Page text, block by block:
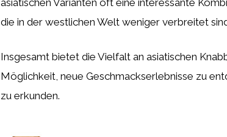
die in der westlichen Welt weniger verbreitet
Insgesamt bietet die Vielfalt an asiatischen
Möglichkeit, neue Geschmackserlebnisse zu
zu erkunden.